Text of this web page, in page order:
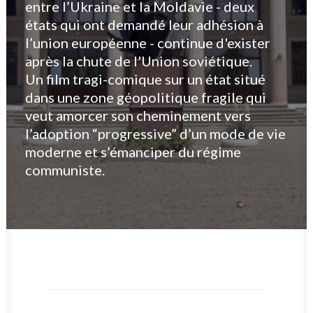
entre l’Ukraine et la Moldavie - deux
états qui ont demandé leur adhésion à
l’union européenne - continue d'exister
après la chute de l'Union soviétique.
Un film tragi-comique sur un état situé
dans une zone géopolitique fragile qui
veut amorcer son cheminement vers
l’adoption “progressive” d’un mode de vie
moderne et s’émanciper du régime
communiste.